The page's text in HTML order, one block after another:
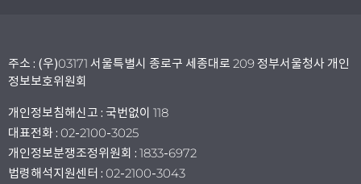
주소 : (우)03171 서울특별시 종로구 세종대로 209 정부서울청사 개인
정보보호위원회
개인정보침해신고 : 국번없이 118
대표전화 : 02-2100-3025
개인정보분쟁조정위원회 : 1833-6972
법령해석지원센터 : 02-2100-3043